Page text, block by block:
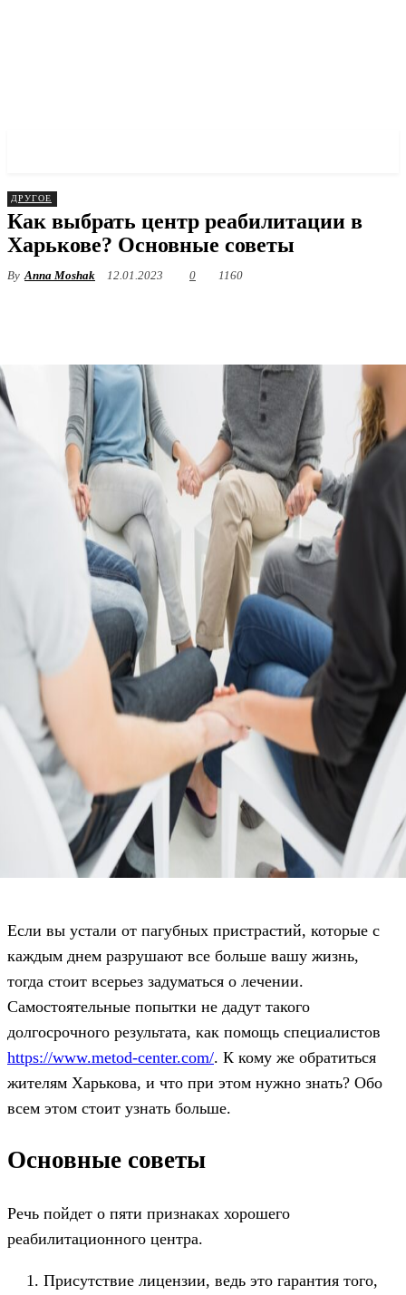
ДРУГОЕ
Как выбрать центр реабилитации в
Харькове? Основные советы
By Anna Moshak 12.01.2023 0 1160
Если вы устали от пагубных пристрастий, которые с
каждым днем разрушают все больше вашу жизнь,
тогда стоит всерьез задуматься о лечении.
Самостоятельные попытки не дадут такого
долгосрочного результата, как помощь специалистов
https://www.metod-center.com/. К кому же обратиться
жителям Харькова, и что при этом нужно знать? Обо
всем этом стоит узнать больше.
Основные советы
Речь пойдет о пяти признаках хорошего
реабилитационного центра.
Присутствие лицензии, ведь это гарантия того,